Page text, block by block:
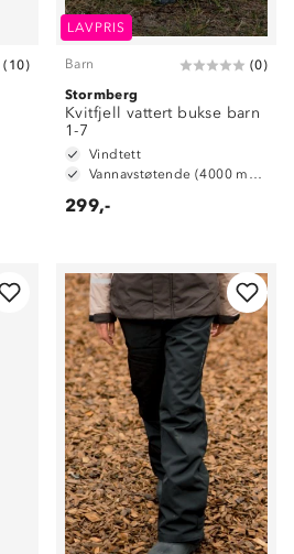
( 10)
LAVPRIS
Barn (0)
Stormberg
Kvitfjell vattert bukse barn
1-7
Vindtett
Vannavstøtende (4000 mm vannsøyle)
299,-